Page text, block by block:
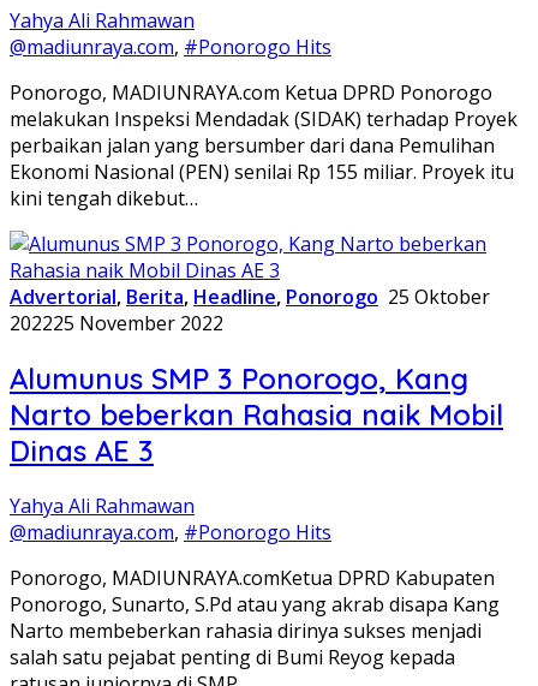
Yahya Ali Rahmawan
@madiunraya.com, #Ponorogo Hits
Ponorogo, MADIUNRAYA.com Ketua DPRD Ponorogo
melakukan Inspeksi Mendadak (SIDAK) terhadap Proyek
perbaikan jalan yang bersumber dari dana Pemulihan
Ekonomi Nasional (PEN) senilai Rp 155 miliar. Proyek itu
kini tengah dikebut…
Advertorial, Berita, Headline, Ponorogo 25 Oktober
202225 November 2022
Alumunus SMP 3 Ponorogo, Kang
Narto beberkan Rahasia naik Mobil
Dinas AE 3
Yahya Ali Rahmawan
@madiunraya.com, #Ponorogo Hits
Ponorogo, MADIUNRAYA.comKetua DPRD Kabupaten
Ponorogo, Sunarto, S.Pd atau yang akrab disapa Kang
Narto membeberkan rahasia dirinya sukses menjadi
salah satu pejabat penting di Bumi Reyog kepada